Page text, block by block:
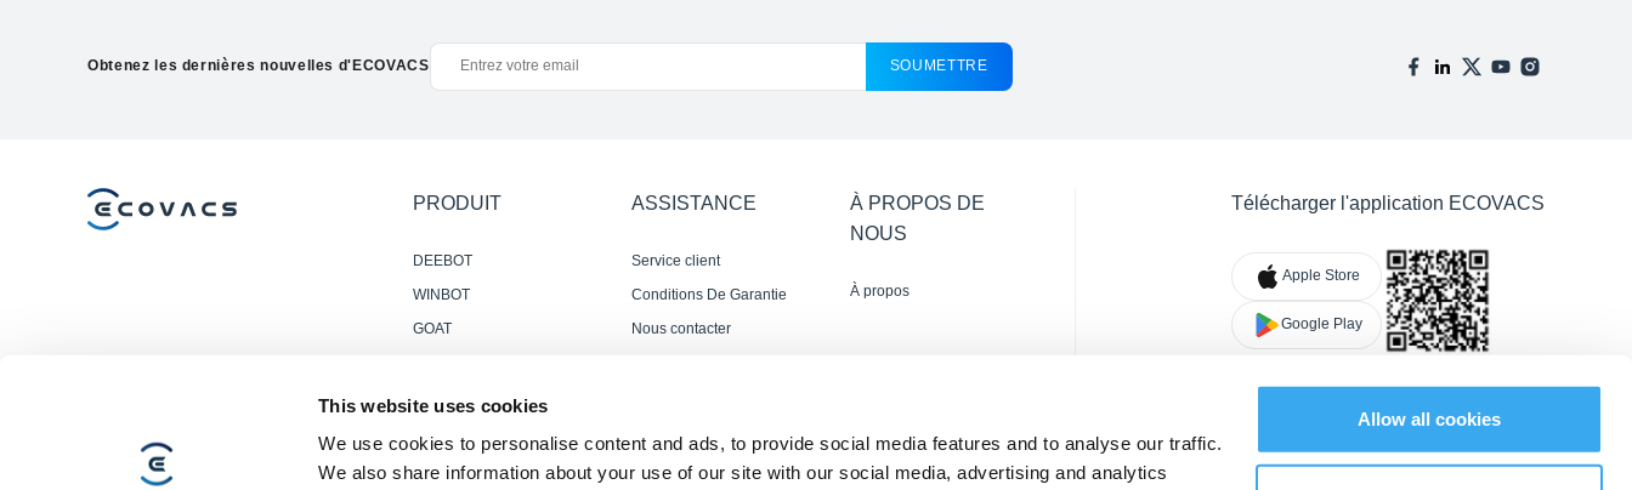
This website uses cookies
We use cookies to personalise content and ads, to provide social media features and to analyse our traffic.
We also share information about your use of our site with our social media, advertising and analytics
Allow all cookies
Obtenez les dernières nouvelles d'ECOVACS SOUMETTRE
PRODUIT
DEEBOT
WINBOT
GOAT
ASSISTANCE
Service client
Conditions De Garantie
Nous contacter
À PROPOS DE
NOUS
À propos
Télécharger l'application ECOVACS
Apple Store
Google Play